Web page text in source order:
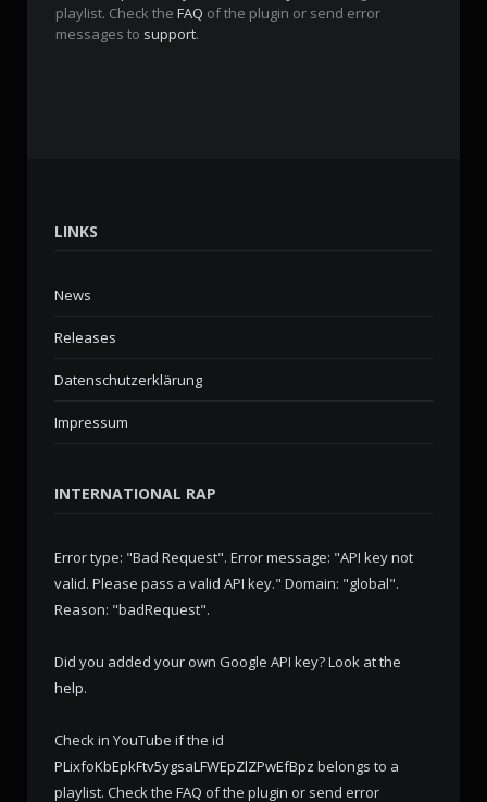
playlist. Check the FAQ of the plugin or send error
messages to support.
LINKS
News
Releases
Datenschutzerklärung
Impressum
INTERNATIONAL RAP
Error type: "Bad Request". Error message: "API key not
valid. Please pass a valid API key." Domain: "global".
Reason: "badRequest".
Did you added your own Google API key? Look at the
help.
Check in YouTube if the id
PLixfoKbEpkFtv5ygsaLFWEpZlZPwEfBpz belongs to a
playlist. Check the FAQ of the plugin or send error